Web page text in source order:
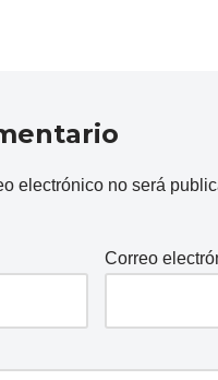
electrónico no será
Correo